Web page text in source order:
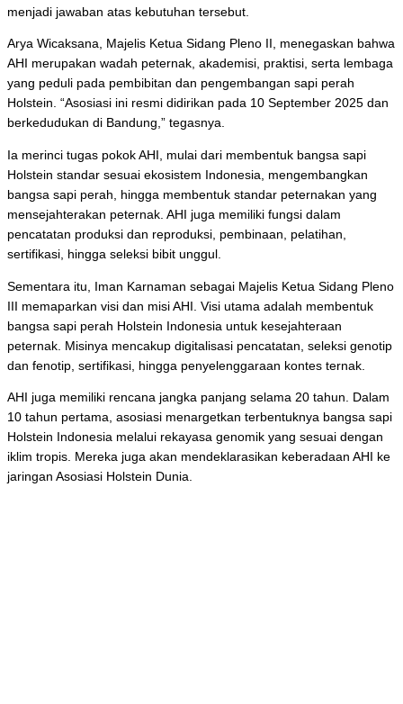
menjadi jawaban atas kebutuhan tersebut.
Arya Wicaksana, Majelis Ketua Sidang Pleno II, menegaskan bahwa
AHI merupakan wadah peternak, akademisi, praktisi, serta lembaga
yang peduli pada pembibitan dan pengembangan sapi perah
Holstein. “Asosiasi ini resmi didirikan pada 10 September 2025 dan
berkedudukan di Bandung,” tegasnya.
Ia merinci tugas pokok AHI, mulai dari membentuk bangsa sapi
Holstein standar sesuai ekosistem Indonesia, mengembangkan
bangsa sapi perah, hingga membentuk standar peternakan yang
mensejahterakan peternak. AHI juga memiliki fungsi dalam
pencatatan produksi dan reproduksi, pembinaan, pelatihan,
sertifikasi, hingga seleksi bibit unggul.
Sementara itu, Iman Karnaman sebagai Majelis Ketua Sidang Pleno
III memaparkan visi dan misi AHI. Visi utama adalah membentuk
bangsa sapi perah Holstein Indonesia untuk kesejahteraan
peternak. Misinya mencakup digitalisasi pencatatan, seleksi genotip
dan fenotip, sertifikasi, hingga penyelenggaraan kontes ternak.
AHI juga memiliki rencana jangka panjang selama 20 tahun. Dalam
10 tahun pertama, asosiasi menargetkan terbentuknya bangsa sapi
Holstein Indonesia melalui rekayasa genomik yang sesuai dengan
iklim tropis. Mereka juga akan mendeklarasikan keberadaan AHI ke
jaringan Asosiasi Holstein Dunia.